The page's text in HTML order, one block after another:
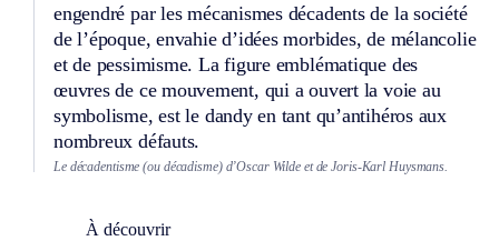
engendré par les mécanismes décadents de la société
de l’époque, envahie d’idées morbides, de mélancolie
et de pessimisme. La figure emblématique des
œuvres de ce mouvement, qui a ouvert la voie au
symbolisme, est le dandy en tant qu’antihéros aux
nombreux défauts.
Le décadentisme (ou décadisme) d’Oscar Wilde et de Joris-Karl Huysmans.
À découvrir